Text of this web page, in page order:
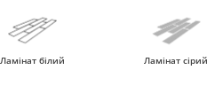
Ламінат білий Ламінат сірий